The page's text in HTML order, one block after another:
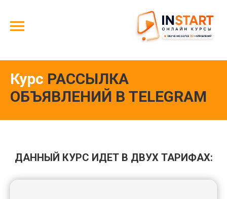
Курс РАССЫЛКА
ОБЪЯВЛЕНИЙ В TELEGRAM
ДАННЫЙ КУРС ИДЕТ В ДВУХ ТАРИФАХ: